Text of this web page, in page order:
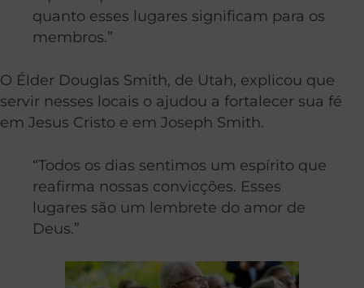
quanto esses lugares significam para os
membros.”
O Élder Douglas Smith, de Utah, explicou que
servir nesses locais o ajudou a fortalecer sua fé
em Jesus Cristo e em Joseph Smith.
“Todos os dias sentimos um espírito que
reafirma nossas convicções. Esses
lugares são um lembrete do amor de
Deus.”